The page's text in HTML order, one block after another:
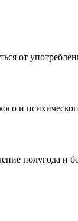
от
и
полугода и